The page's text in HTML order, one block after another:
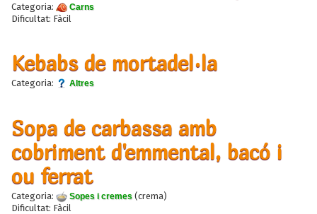
Categoria: Carns
Dificultat: Fàcil
Kebabs de mortadel·la
Categoria: Altres
Sopa de carbassa amb
cobriment d'emmental, bacó i
ou ferrat
Categoria: Sopes i cremes (crema)
Dificultat: Fàcil